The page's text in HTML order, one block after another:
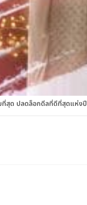
ที่สุด ปลดล็อกดีลที่ดีที่สุดแห่งปี